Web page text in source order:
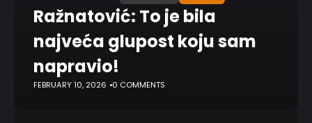
Ražnatović: To je bila
najveća glupost koju sam
napravio!
FEBRUARY 10, 2026 0 COMMENTS